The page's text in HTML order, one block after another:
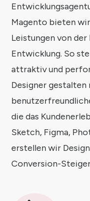
Magento bieten
Leistungen von
Entwicklung. So
attraktiv und
Designer gestalten
die das
Sketch, Figma,
erstellen wir
Conversion-